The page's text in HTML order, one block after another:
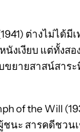
ต่างไม่ได้มี
งเงียบ แต่ทั้งสอ
ยายสาสน์สาร
of the Will
นะ สารคดีชวนเ